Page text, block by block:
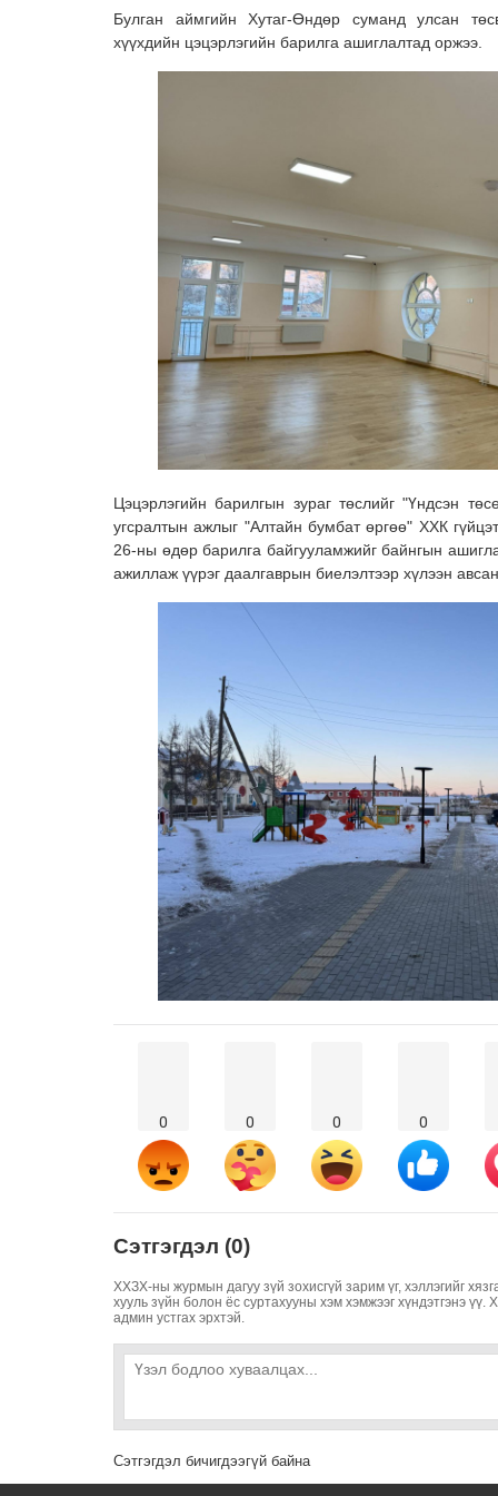
Булган аймгийн Хутаг-Өндөр суманд улсан
хүүхдийн цэцэрлэгийн барилга ашиглалтад оржээ.
Цэцэрлэгийн барилгын зураг төслийг "Үндсэн
угсралтын ажлыг "Алтайн бумбат өргөө" ХХК
26-ны өдөр барилга байгууламжийг байнгын
ажиллаж үүрэг даалгаврын биелэлтээр хүлээн
0 0 0 0
Сэтгэгдэл (0)
ХХЗХ-ны журмын дагуу зүй зохисгүй зарим үг, хэллэгийг
хууль зүйн болон ёс суртахууны хэм хэмжээг хүндэтгэнэ үү.
админ устгах эрхтэй.
Сэтгэгдэл бичигдээгүй байна